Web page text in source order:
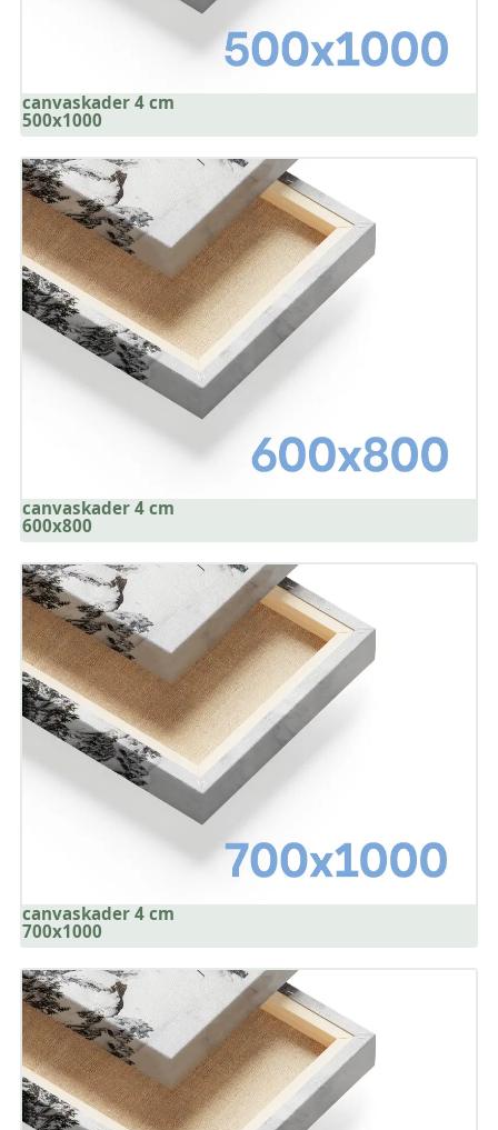
canvaskader 4 cm
500x1000
canvaskader 4 cm
600x800
canvaskader 4 cm
700x1000